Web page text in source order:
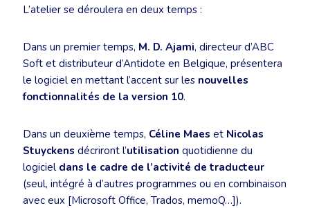
L’atelier se déroulera en deux temps :
Dans un premier temps, M. D. Ajami, directeur d’ABC
Soft et distributeur d’Antidote en Belgique, présentera
le logiciel en mettant l’accent sur les nouvelles
fonctionnalités de la version 10.
Dans un deuxième temps, Céline Maes et Nicolas
Stuyckens décriront l’utilisation quotidienne du
logiciel dans le cadre de l’activité de traducteur
(seul, intégré à d’autres programmes ou en combinaison
avec eux [Microsoft Office, Trados, memoQ…]).